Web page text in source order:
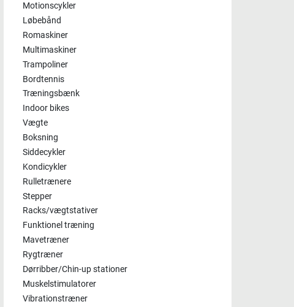
Motionscykler
Løbebånd
Romaskiner
Multimaskiner
Trampoliner
Bordtennis
Træningsbænk
Indoor bikes
Vægte
Boksning
Siddecykler
Kondicykler
Rulletrænere
Stepper
Racks/vægtstativer
Funktionel træning
Mavetræner
Rygtræner
Dørribber/Chin-up stationer
Muskelstimulatorer
Vibrationstræner